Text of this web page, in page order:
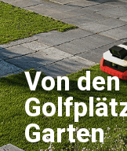
Von
Garten